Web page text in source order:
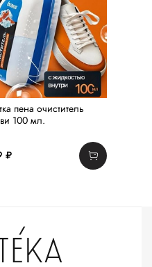
пена очиститель
100 мл.
₽